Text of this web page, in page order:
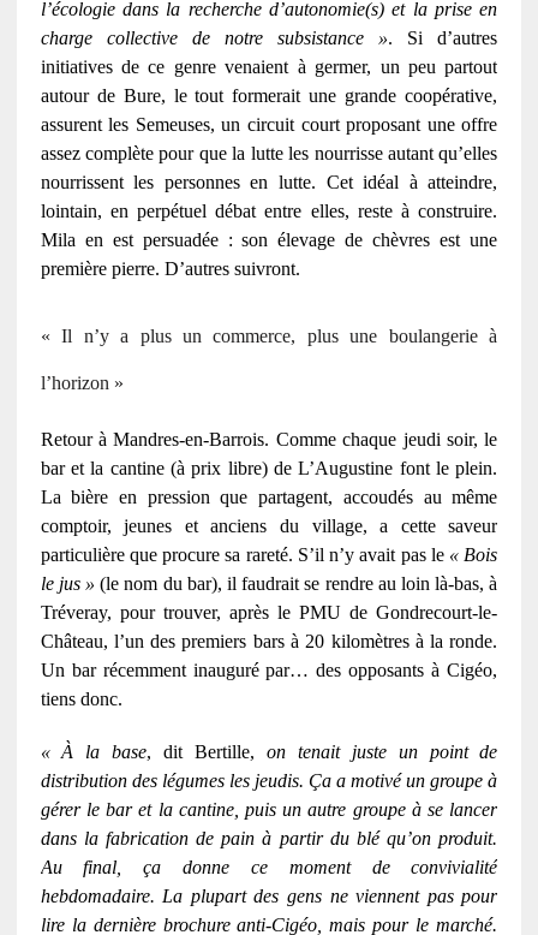
l’écologie dans la recherche d’autonomie(s) et la prise en
charge collective de notre subsistance ». Si d’autres
initiatives de ce genre venaient à germer, un peu partout
autour de Bure, le tout formerait une grande coopérative,
assurent les Semeuses, un circuit court proposant une offre
assez complète pour que la lutte les nourrisse autant qu’elles
nourrissent les personnes en lutte. Cet idéal à atteindre,
lointain, en perpétuel débat entre elles, reste à construire.
Mila en est persuadée : son élevage de chèvres est une
première pierre. D’autres suivront.
« Il n’y a plus un commerce, plus une boulangerie à
l’horizon »
Retour à Mandres-en-Barrois. Comme chaque jeudi soir, le
bar et la cantine (à prix libre) de L’Augustine font le plein.
La bière en pression que partagent, accoudés au même
comptoir, jeunes et anciens du village, a cette saveur
particulière que procure sa rareté. S’il n’y avait pas le « Bois
le jus » (le nom du bar), il faudrait se rendre au loin là-bas, à
Tréveray, pour trouver, après le PMU de Gondrecourt-le-
Château, l’un des premiers bars à 20 kilomètres à la ronde.
Un bar récemment inauguré par… des opposants à Cigéo,
tiens donc.
« À la base, dit Bertille, on tenait juste un point de
distribution des légumes les jeudis. Ça a motivé un groupe à
gérer le bar et la cantine, puis un autre groupe à se lancer
dans la fabrication de pain à partir du blé qu’on produit.
Au final, ça donne ce moment de convivialité
hebdomadaire. La plupart des gens ne viennent pas pour
lire la dernière brochure anti-Cigéo, mais pour le marché.